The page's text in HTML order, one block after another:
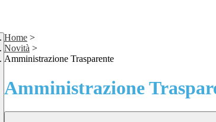
Home >
Novità >
Amministrazione Trasparente
Amministrazione